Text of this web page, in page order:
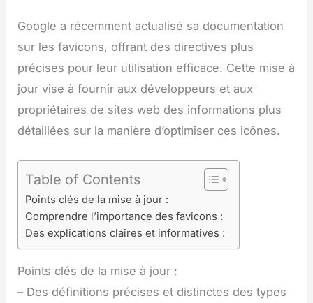
Google a récemment actualisé sa documentation
sur les favicons, offrant des directives plus
précises pour leur utilisation efficace. Cette mise à
jour vise à fournir aux développeurs et aux
propriétaires de sites web des informations plus
détaillées sur la manière d’optimiser ces icônes.
Table of Contents
Points clés de la mise à jour :
Comprendre l’importance des favicons :
Des explications claires et informatives :
Points clés de la mise à jour :
– Des définitions précises et distinctes des types